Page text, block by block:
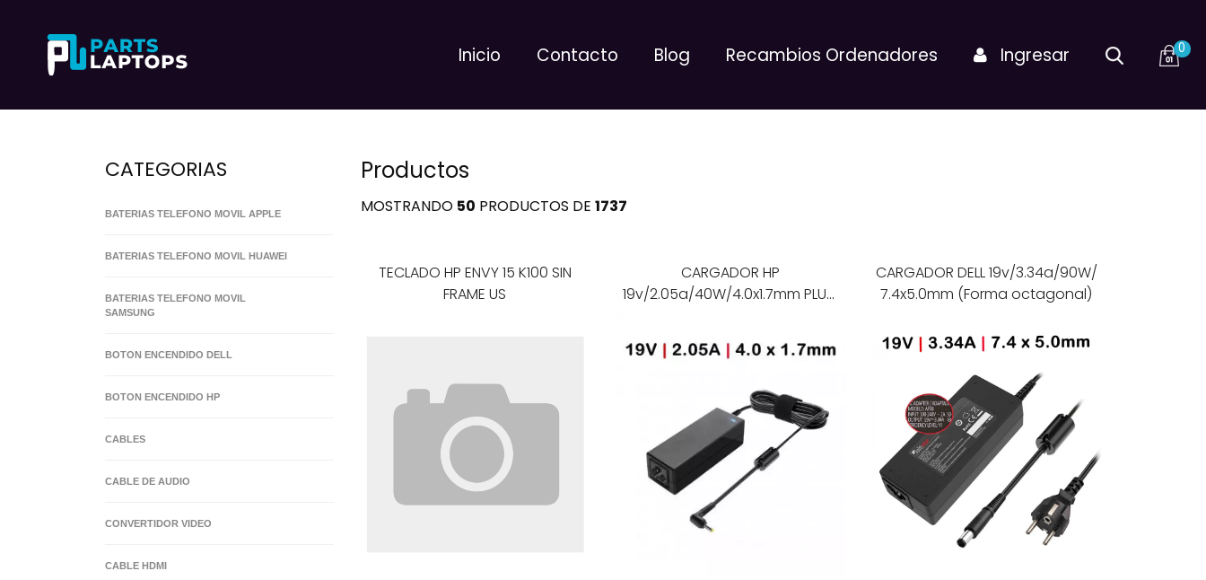
Inicio Contacto Blog Recambios Ordenadores Ingresar 0
CATEGORIAS
BATERIAS TELEFONO MOVIL APPLE
BATERIAS TELEFONO MOVIL HUAWEI
BATERIAS TELEFONO MOVIL
SAMSUNG
BOTON ENCENDIDO DELL
BOTON ENCENDIDO HP
CABLES
CABLE DE AUDIO
CONVERTIDOR VIDEO
CABLE HDMI
Productos
MOSTRANDO 50 PRODUCTOS DE 1737
TECLADO HP ENVY 15 K100 SIN
FRAME US
CARGADOR HP
19v/2.05a/40W/4.0x1.7mm PLUG
CARGADOR DELL 19v/3.34a/90W/
7.4x5.0mm (Forma octagonal)